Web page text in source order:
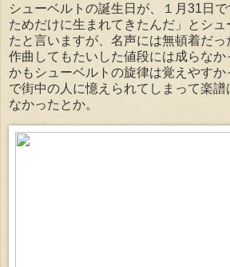
シューベルトの誕生日が、１月31日
ためだけに生まれてきたんだ」とシ
たと言いますが、名声には無頓着だ
作曲してもたいした値段には成らなか
かもシューベルトの旋律は覚えやす
で街中の人に憶えられてしまって楽
なかったとか。